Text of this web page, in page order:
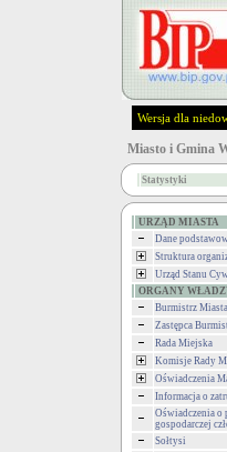
Wersja dla
Miasto i Gmina
Statystyki
URZĄD MIASTA
Dane
Struktura
Urząd Stanu
ORGANY
Burmistrz
Zastępca
Rada Miejska
Komisje Rady
Oświadczenia
Informacja o
Oświadczenia o
gospodarczej
Sołtysi